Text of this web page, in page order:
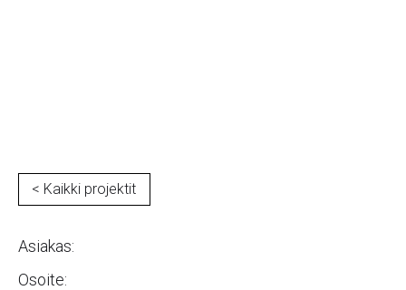
< Kaikki projektit
Asiakas:
Osoite: